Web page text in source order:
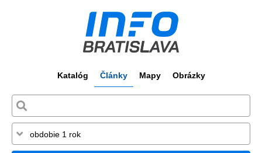
Katalóg Články Mapy Obrázky